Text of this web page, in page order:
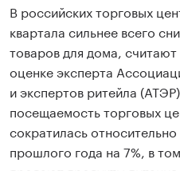
В российских торговых
квартала сильнее всего
товаров для дома,
оценке эксперта
и экспертов ритейла
посещаемость торговых
сократилась
прошлого года на 7%, в